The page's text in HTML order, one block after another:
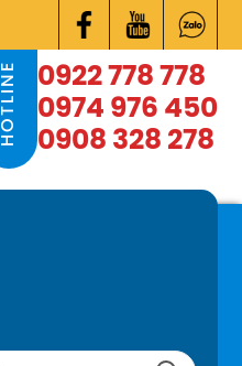
HOTLINE
0922 778 778
0974 976 450
0908 328 278